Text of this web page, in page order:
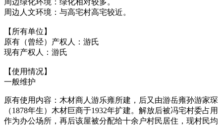
周边人文环境：与高宅村高宅较近。
【所有单位】
原有（曾经）产权人：游氏
现有产权人：游氏
【使用情况】
一般维护
原有使用内容：木材商人游乐雍所建，后又由游岳雍孙游家琛
（1878年生）木材巨商于1932年扩建。解放后被冯宅村委占用
作为办公场所，再后该屋被分配给十余户村民居住，现村民均